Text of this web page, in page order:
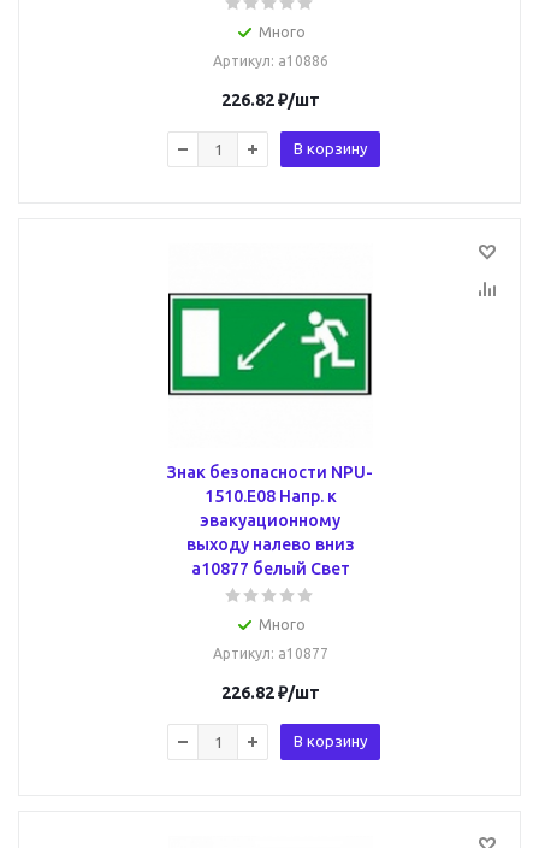
Много
Артикул: a10886
226.82₽/шт
В корзину
Знак безопасности NPU-
1510.E08 Напр. к
эвакуационному
выходу налево вниз
a10877 белый Свет
Много
Артикул: a10877
226.82₽/шт
В корзину